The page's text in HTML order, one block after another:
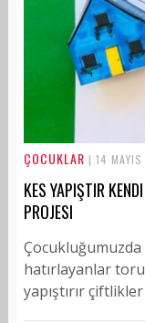
ÇOCUKLAR | 14
KES YAPIŞTIR
PROJESI
hatırlayanlar
yapıştırır